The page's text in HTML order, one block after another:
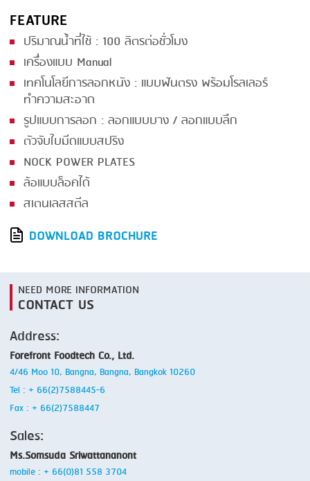
FEATURE
ปริมาณน้ำที่ใช้ : 100 ลิตรต่อชั่วโมง
เครื่องแบบ Manual
เทคโนโลยีการลอกหนัง : แบบฟันตรง พร้อมโรลเลอร์
ทำความสะอาด
รูปแบบการลอก : ลอกแบบบาง / ลอกแบบลึก
ตัวจับใบมีดแบบสปริง
NOCK POWER PLATES
ล้อแบบล็อคได้
สเตนเลสสตีล
DOWNLOAD BROCHURE
NEED MORE INFORMATION
CONTACT US
Address:
Forefront Foodtech Co., Ltd.
4/46 Moo 10, Bangna, Bangna, Bangkok 10260
Tel : + 66(2)7588445-6
Fax : + 66(2)7588447
Sales:
Ms.Somsuda Sriwattananont
mobile : + 66(0)81 558 3704